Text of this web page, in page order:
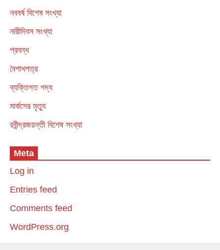
নববর্ষ বিশেষ সংখ্যা
নারীদিবস সংখ্যা
প্রবন্ধ
বৈশাখপত্র
ব্যক্তিগত গদ্য
মার্কসের মৃত্যু
রবীন্দ্রজয়ন্তী বিশেষ সংখ্যা
Meta
Log in
Entries feed
Comments feed
WordPress.org